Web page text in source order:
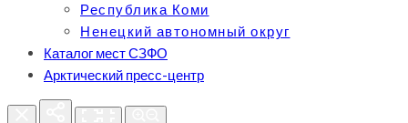
Республика Коми
Ненецкий автономный округ
Каталог мест СЗФО
Арктический пресс-центр